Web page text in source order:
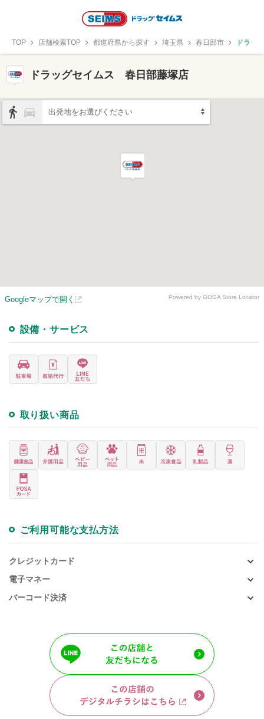
TOP 店舗検索TOP 都道府県から探す 埼玉県 春日部市 ドラッ
ドラッグセイムス 春日部藤塚店
出発地をお選びください
Googleマップで開く Powered by GOGA Store Locator
設備・サービス
取り扱い商品
ご利用可能な支払方法
クレジットカード
電子マネー
バーコード決済